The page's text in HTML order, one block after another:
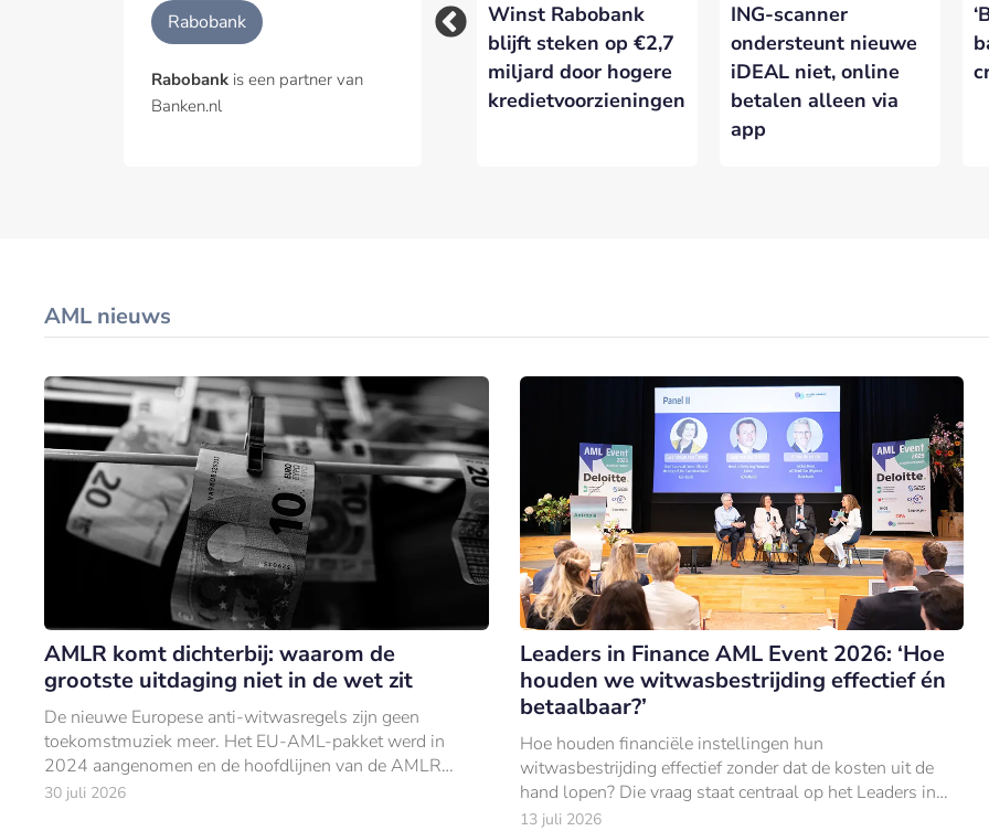
Rabobank
Rabobank is een partner van
Banken.nl
voedselzekerheid
financieringsvraagstuk
Rabobank versnelt
inzet van AI-agents
met nieuwe Agentic
Winst Rabobank
blijft steken op €2,7
miljard door hogere
kredietvoorzieningen
ING-scanner
ondersteunt nieuwe
iDEAL niet, online
betalen alleen via
app
AML nieuws
AMLR komt dichterbij: waarom de
grootste uitdaging niet in de wet zit
De nieuwe Europese anti-witwasregels zijn geen
toekomstmuziek meer. Het EU-AML-pakket werd in
2024 aangenomen en de hoofdlijnen van de AMLR
liggen vast.
30 juli 2026
Leaders in Finance AML Event 2026: ‘Hoe
houden we witwasbestrijding effectief én
betaalbaar?’
Hoe houden financiële instellingen hun
witwasbestrijding effectief zonder dat de kosten uit de
hand lopen? Die vraag staat centraal op het Leaders in
Finance AML Event 2026, dat op donderdag 1 oktober
13 juli 2026